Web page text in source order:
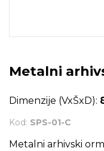
Metalni
Dimenzije (VxŠxD):
Kod: SPS-01-C
Metalni arhivski